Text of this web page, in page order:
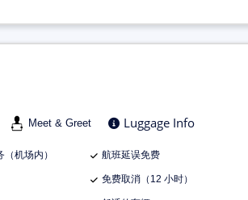
Meet & Greet Luggage Info
机场内） 航班延误免费
免费取消（12 小时）